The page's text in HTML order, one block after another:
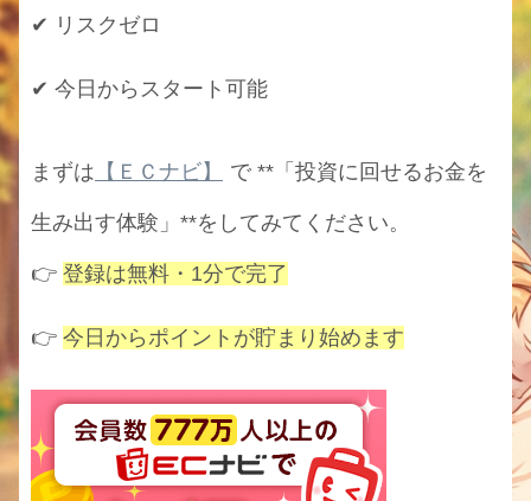
✔ リスクゼロ
✔ 今日からスタート可能
まずは 【ＥＣナビ】 で **「投資に回せるお金を
生み出す体験」**をしてみてください。
👉 登録は無料・1分で完了
👉 今日からポイントが貯まり始めます